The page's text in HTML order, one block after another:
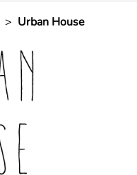
> Urban House